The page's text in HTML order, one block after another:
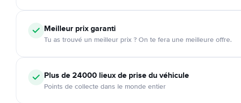
Meilleur prix garanti
Tu as trouvé un meilleur prix ? On te fera une meilleure offre.
Plus de 24000 lieux de prise du véhicule
Points de collecte dans le monde entier